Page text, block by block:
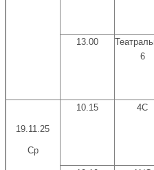
13.00
6
19.11.25
Ср
10.15 4С